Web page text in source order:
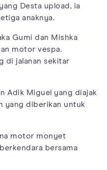
Desta upload, ia
anaknya.
Gumi dan Mishka
motor vespa.
di jalanan sekitar
Adik Miguel yang diajak
yang diberikan untuk
motor monyet
bersama